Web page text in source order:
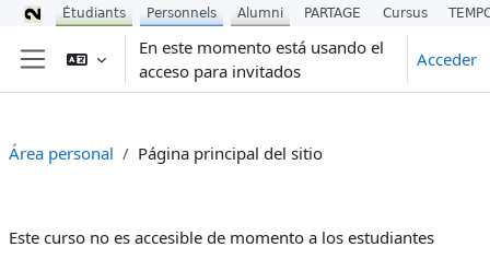
Salta al contenido principal
Panel lateral
En este momento está usando el
acceso para invitados
Acceder
Área personal Página principal del sitio
Este curso no es accesible de momento a los estudiantes
Étudiants Personnels Alumni PARTAGE Cursus